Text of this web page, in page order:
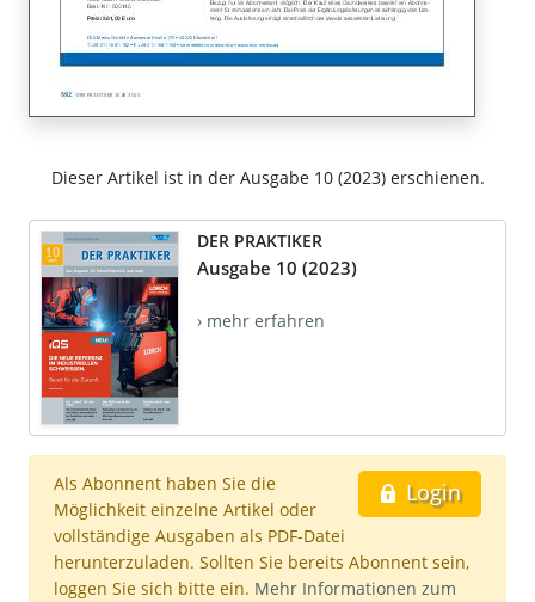
Dieser Artikel ist in der Ausgabe 10 (2023) erschienen.
DER PRAKTIKER
Ausgabe 10 (2023)
› mehr erfahren
Login
Als Abonnent haben Sie die
Möglichkeit einzelne Artikel oder
vollständige Ausgaben als PDF-Datei
herunterzuladen. Sollten Sie bereits Abonnent sein,
loggen Sie sich bitte ein. Mehr Informationen zum